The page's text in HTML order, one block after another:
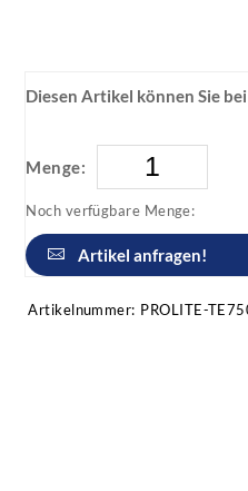
Diesen Artikel können Sie
Menge:
Noch verfügbare Menge:
Artikel anfragen!
Artikelnummer: PROLITE-